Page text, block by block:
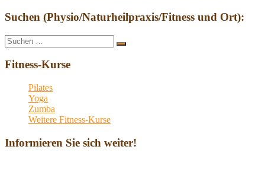
Suchen (Physio/Naturheilpraxis/Fitness und Ort):
Suche
nach:
Suchen
Fitness-Kurse
Pilates
Yoga
Zumba
Weitere Fitness-Kurse
Informieren Sie sich weiter!